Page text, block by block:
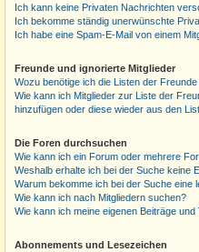
Ich kann keine Privaten Nachrichten
Ich bekomme ständig unerwünschte
Ich habe eine Spam-E-Mail von einem
Freunde und ignorierte Mitglieder
Wozu benötige ich die Listen der
Wie kann ich Mitglieder zur Liste der
hinzufügen oder diese wieder aus den
Die Foren durchsuchen
Wie kann ich ein Forum oder mehrere
Weshalb erhalte ich bei der Suche keine
Warum bekomme ich bei der Suche eine
Wie kann ich nach Mitgliedern suchen?
Wie kann ich meine eigenen Beiträge und
Abonnements und Lesezeichen